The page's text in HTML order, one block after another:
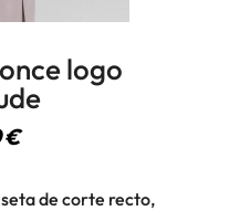
logo
€
de corte recto,